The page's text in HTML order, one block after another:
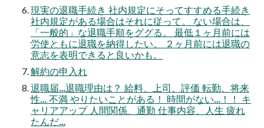
現実の退職手続き 社内規定にそってすすめる手続き
社内規定がある場合はそれに従って。 ない場合は、
「一般的」な退職手順をググる。 最低１ヶ月前には
労使ともに退職を納得したい。 ２ヶ月前には退職の
意志を表明できると良いかも。
解約の申入れ
退職届…退職理由は？ 給料、上司、評価 転勤、将来
性… 不満 やりたいことがある！ 時間がない…！！ キ
ャリアアップ 人間関係、通勤 仕事内容、人生 疲れ
たんだ…